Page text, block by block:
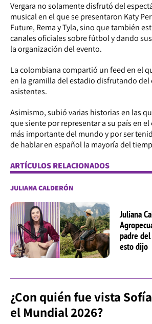
Vergara no solamente disfrutó del
musical en el que se presentaron Katy
Future, Rema y Tyla, sino que también
canales oficiales sobre fútbol y dando
la organización del evento.
La colombiana compartió un feed en el
en la gramilla del estadio disfrutando del
asistentes.
Asimismo, subió varias historias en las
que siente por representar a su país en
más importante del mundo y por ser
de hablar en español la mayoría del
ARTÍCULOS RELACIONADOS
JULIANA CALDERÓN
Juliana
padre
esto dijo
¿Con quién fue vista
el Mundial 2026?